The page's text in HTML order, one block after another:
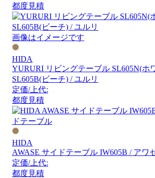
都度見積
画像はイメージです
HIDA
YURURI リビングテーブル SL605N(ホ
SL605B(ビーチ) / ユルリ
定価/上代:
都度見積
HIDA
AWASE サイドテーブル IW605B / アワ
定価/上代:
都度見積